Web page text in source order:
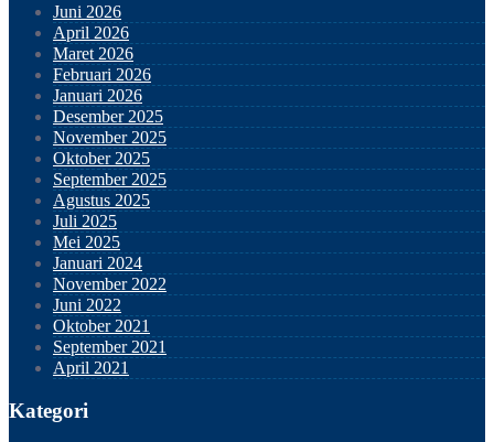
Juni 2026
April 2026
Maret 2026
Februari 2026
Januari 2026
Desember 2025
November 2025
Oktober 2025
September 2025
Agustus 2025
Juli 2025
Mei 2025
Januari 2024
November 2022
Juni 2022
Oktober 2021
September 2021
April 2021
Kategori